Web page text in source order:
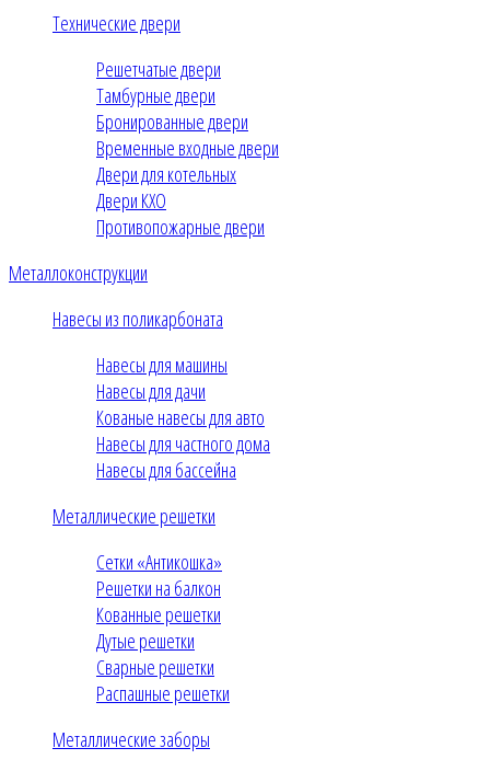
Технические двери
Решетчатые двери
Тамбурные двери
Бронированные двери
Временные входные двери
Двери для котельных
Двери КХО
Противопожарные двери
Металлоконструкции
Навесы из поликарбоната
Навесы для машины
Навесы для дачи
Кованые навесы для авто
Навесы для частного дома
Навесы для бассейна
Металлические решетки
Сетки «Антикошка»
Решетки на балкон
Кованные решетки
Дутые решетки
Сварные решетки
Распашные решетки
Металлические заборы